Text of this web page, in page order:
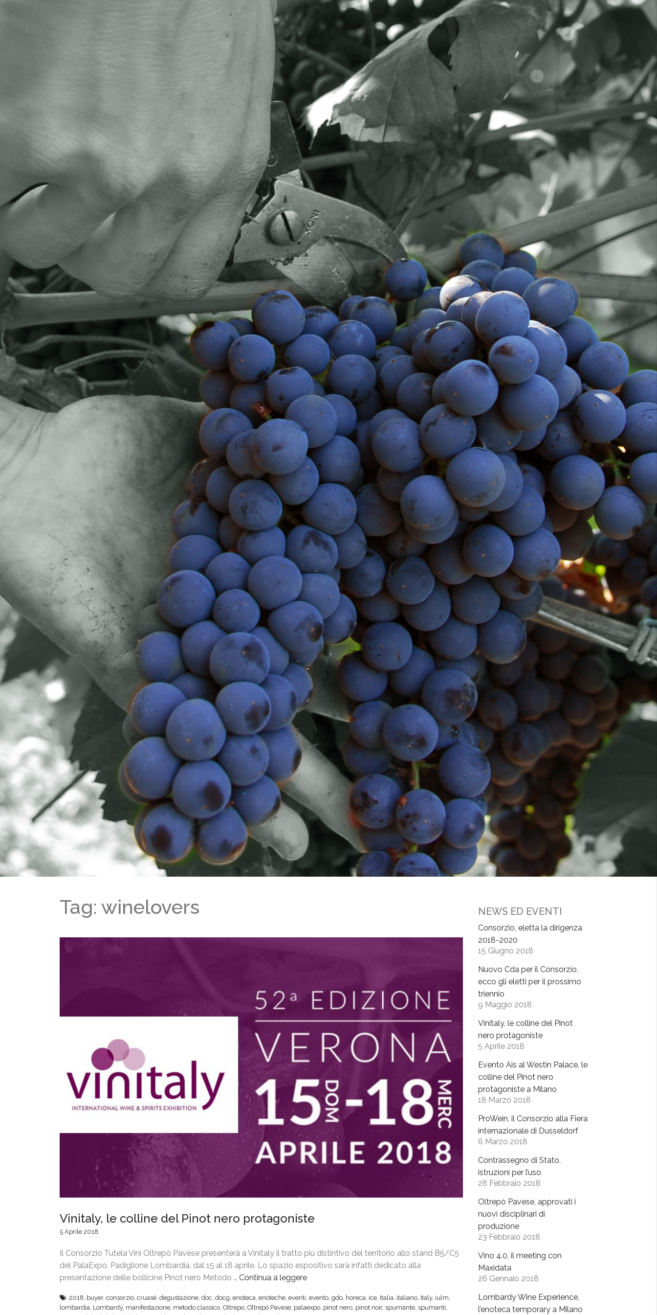
Tag: winelovers
Vinitaly, le colline del Pinot nero protagoniste
5 Aprile 2018
Il Consorzio Tutela Vini Oltrepò Pavese presenterà a Vinitaly il tratto più distintivo del territorio allo stand B5/C5
del PalaExpo, Padiglione Lombardia, dal 15 al 18 aprile. Lo spazio espositivo sarà infatti dedicato alla
presentazione delle bollicine Pinot nero Metodo … Continua a leggere
2018, buyer, consorzio, cruasé, degustazione, doc, docg, enoteca, enoteche, eventi, evento, gdo, horeca, ice, Italia, italiano, Italy, iulm,
lombardia, Lombardy, manifestazione, metodo classico, Oltrepo, Oltrepò Pavese, palaexpo, pinot nero, pinot noir, spumante, spumanti,
NEWS ED EVENTI
Consorzio, eletta la dirigenza
2018-2020
15 Giugno 2018
Nuovo Cda per il Consorzio,
ecco gli eletti per il prossimo
triennio
9 Maggio 2018
Vinitaly, le colline del Pinot
nero protagoniste
5 Aprile 2018
Evento Ais al Westin Palace, le
colline del Pinot nero
protagoniste a Milano
18 Marzo 2018
ProWein, il Consorzio alla Fiera
internazionale di Dusseldorf
6 Marzo 2018
Contrassegno di Stato,
istruzioni per l’uso
28 Febbraio 2018
Oltrepò Pavese, approvati i
nuovi disciplinari di
produzione
23 Febbraio 2018
Vino 4.0, il meeting con
Maxidata
26 Gennaio 2018
Lombardy Wine Experience,
l’enoteca temporary a Milano